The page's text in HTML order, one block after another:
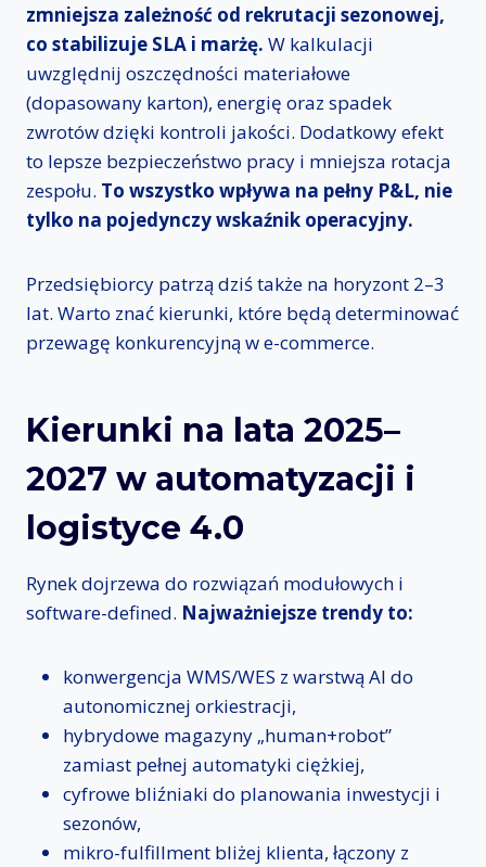
zmniejsza zależność od rekrutacji sezonowej,
co stabilizuje SLA i marżę. W kalkulacji
uwzględnij oszczędności materiałowe
(dopasowany karton), energię oraz spadek
zwrotów dzięki kontroli jakości. Dodatkowy efekt
to lepsze bezpieczeństwo pracy i mniejsza rotacja
zespołu. To wszystko wpływa na pełny P&L, nie
tylko na pojedynczy wskaźnik operacyjny.
Przedsiębiorcy patrzą dziś także na horyzont 2–3
lat. Warto znać kierunki, które będą determinować
przewagę konkurencyjną w e-commerce.
Kierunki na lata 2025–
2027 w automatyzacji i
logistyce 4.0
Rynek dojrzewa do rozwiązań modułowych i
software-defined. Najważniejsze trendy to:
konwergencja WMS/WES z warstwą AI do
autonomicznej orkiestracji,
hybrydowe magazyny „human+robot”
zamiast pełnej automatyki ciężkiej,
cyfrowe bliźniaki do planowania inwestycji i
sezonów,
mikro-fulfillment bliżej klienta, łączony z